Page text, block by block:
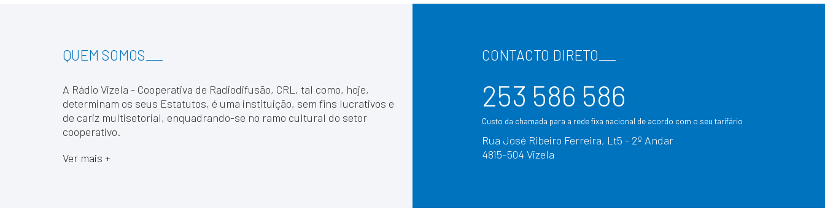
QUEM SOMOS
A Rádio Vizela - Cooperativa de Radiodifusão, CRL, tal como, hoje,
determinam os seus Estatutos, é uma instituição, sem fins lucrativos e
de cariz multisetorial, enquadrando-se no ramo cultural do setor
cooperativo.
Ver mais +
CONTACTO DIRETO
253 586 586
Custo da chamada para a rede fixa nacional de acordo com o seu tarifário
Rua José Ribeiro Ferreira, Lt5 - 2º Andar
4815–504 Vizela